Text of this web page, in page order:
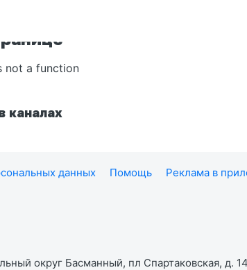
not a function
каналах
данных Помощь Реклама в
округ Басманный, пл Спартаковская, д.